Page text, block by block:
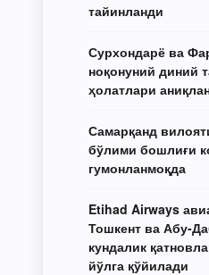
тайинланди
Сурхондарё ва
ноқонуний диний
ҳолатлари
Самарқанд
бўлими бошлиғи
гумонланмоқда
Etihad Airways
Тошкент ва Абу-
кундалик
йўлга қўйилади